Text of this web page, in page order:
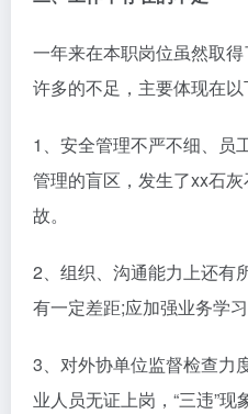
一年来在本职岗位虽然取
许多的不足，主要体现在以
1、安全管理不严不细、员
管理的盲区，发生了xx石
故。
2、组织、沟通能力上还有
有一定差距;应加强业务学
3、对外协单位监督检查力
业人员无证上岗，“三违”